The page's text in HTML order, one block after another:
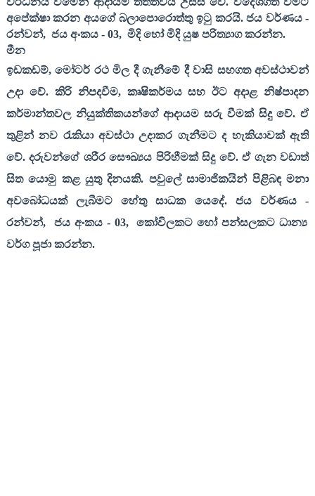
අපේක්ෂා කරන අයගේ බලාපොරොත්තු ඉටු කරයි. ජය වර්ණය-
රන්වන්, ජය අංකය - 03, මිදි හෝ මිදි යුෂ පරිත්‍යාග කරන්න.
මීන
ඉඩකඩම්,මෝටර් රථ මිල දී ගැනීමේ දී වාසි සහගත අවස්ථාවන්
උදා වේ. කිරි නිපදවීම, කෘෂිකර්මය සහ ඊට අදාළ නිෂ්පාදන
කර්මාන්තවල නියුක්තිකයන්ගේ ආදායම සරු වීමක් සිදු වේ. ඒ
තුළින් නව රැකියා අවස්ථා උදාකර ගැනීමට ද හැකියාවක් ඇති
වේ. දරුවන්ගේ ශරීර සෞඛ්‍යය පිරිහීමක් සිදු වේ. ඒ ගැන වඩාත්
සිත යොමු කළ යුතු දිනයකි. පවුලේ සාමාජිකයින් පිළිබඳ මනා
අවබෝධයක් ලැබීමට හේතු සාධක යෙදේ. ජය වර්ණය-
රන්වන්, ජය අංකය - 03,
කෝවිලකට හෝ පන්සලකට ධාන්‍ය
වර්ග පූජා කරන්න.